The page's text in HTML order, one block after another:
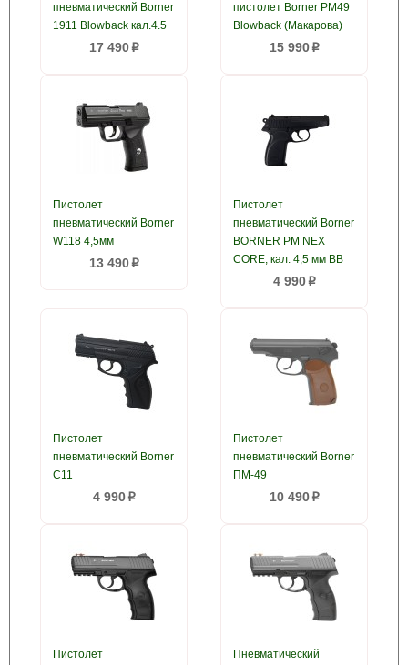
пневматический Borner
1911 Blowback кал.4.5
17 490p
пистолет Borner PM49
Blowback (Макарова)
15 990p
Пистолет
пневматический Borner
W118 4,5мм
13 490p
Пистолет
пневматический Borner
BORNER PM NEX
CORE, кал. 4,5 мм BB
4 990p
Пистолет
пневматический Borner
C11
4 990p
Пистолет
пневматический Borner
ПМ-49
10 490p
Пистолет Пневматический